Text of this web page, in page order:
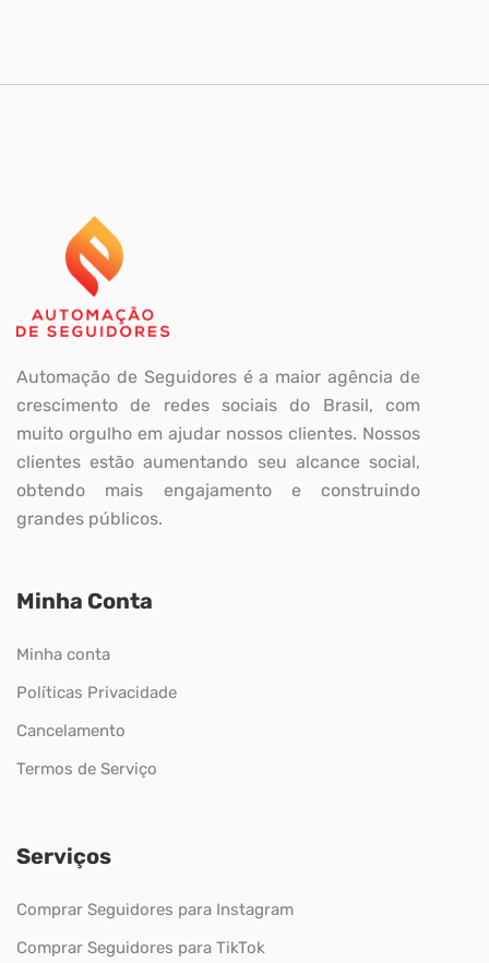
Automação de Seguidores é a maior agência de
crescimento de redes sociais do Brasil, com
muito orgulho em ajudar nossos clientes. Nossos
clientes estão aumentando seu alcance social,
obtendo mais engajamento e construindo
grandes públicos.
Minha Conta
Minha conta
Políticas Privacidade
Cancelamento
Termos de Serviço
Serviços
Comprar Seguidores para Instagram
Comprar Seguidores para TikTok